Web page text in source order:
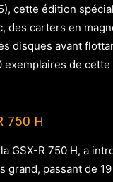
cette édition
des carters en
disques avant
exemplaires de
750 H
GSX-R 750 H, a
grand, passant de